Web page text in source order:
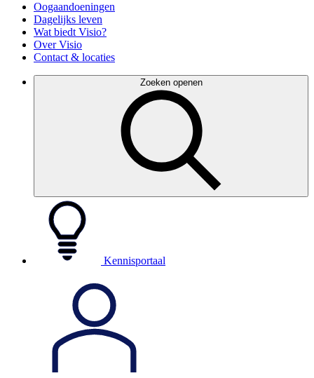
Oogaandoeningen
Dagelijks leven
Wat biedt Visio?
Over Visio
Contact & locaties
Zoeken openen
Kennisportaal